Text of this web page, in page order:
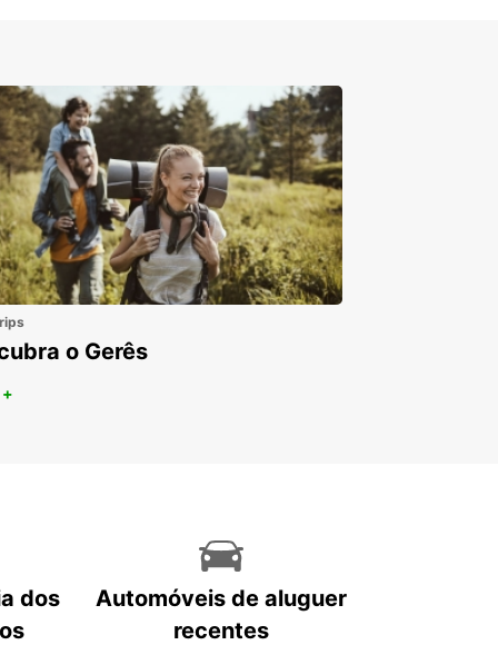
o Gerês
dos
Automóveis de aluguer
recentes